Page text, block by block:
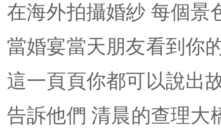
在海外拍攝婚紗 每個景
當婚宴當天朋友看到你
這一頁頁你都可以說出
告訴他們 清晨的查理大